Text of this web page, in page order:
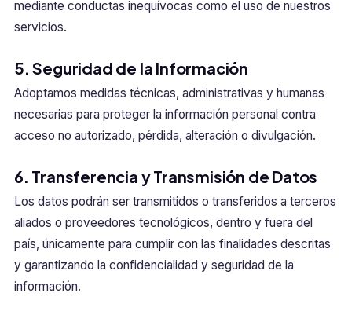
mediante conductas inequívocas como el uso de nuestros
servicios.
5. Seguridad de la Información
Adoptamos medidas técnicas, administrativas y humanas
necesarias para proteger la información personal contra
acceso no autorizado, pérdida, alteración o divulgación.
6. Transferencia y Transmisión de Datos
Los datos podrán ser transmitidos o transferidos a terceros
aliados o proveedores tecnológicos, dentro y fuera del
país, únicamente para cumplir con las finalidades descritas
y garantizando la confidencialidad y seguridad de la
información.